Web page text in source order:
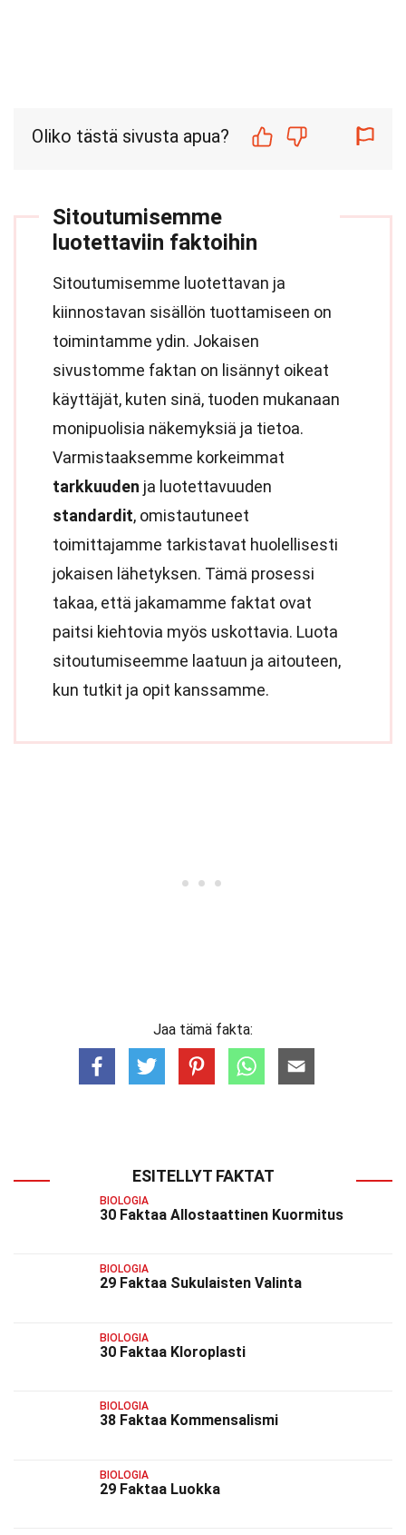
Oliko tästä sivusta apua?
Sitoutumisemme
luotettaviin faktoihin
Sitoutumisemme luotettavan ja
kiinnostavan sisällön tuottamiseen on
toimintamme ydin. Jokaisen
sivustomme faktan on lisännyt oikeat
käyttäjät, kuten sinä, tuoden mukanaan
monipuolisia näkemyksiä ja tietoa.
Varmistaaksemme korkeimmat
tarkkuuden ja luotettavuuden
standardit, omistautuneet
toimittajamme tarkistavat huolellisesti
jokaisen lähetyksen. Tämä prosessi
takaa, että jakamamme faktat ovat
paitsi kiehtovia myös uskottavia. Luota
sitoutumiseemme laatuun ja aitouteen,
kun tutkit ja opit kanssamme.
Jaa tämä fakta:
ESITELLYT FAKTAT
BIOLOGIA
30 Faktaa Allostaattinen Kuormitus
BIOLOGIA
29 Faktaa Sukulaisten Valinta
BIOLOGIA
30 Faktaa Kloroplasti
BIOLOGIA
38 Faktaa Kommensalismi
BIOLOGIA
29 Faktaa Luokka